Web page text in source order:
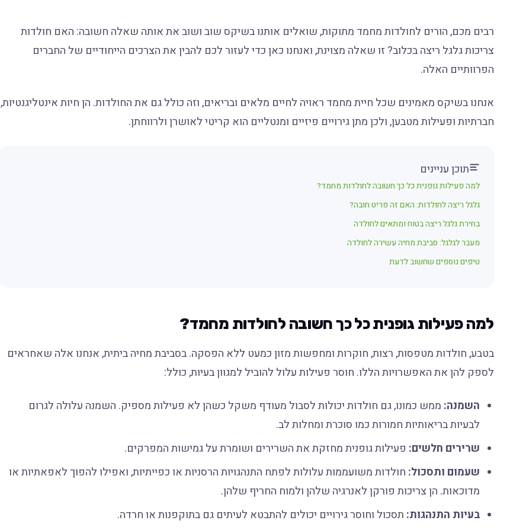
רבים מכם, הורים לחולדות מחמד מתוקות, שואלים אותנו בשיקס שוב ושוב את אותה שאלה חשובה: האם חולדות
צריכות גלגל ריצה בכלוב? זו שאלה מצוינת, ואנחנו כאן כדי לעזור לכם להבין את הצרכים הייחודיים של החברים
הפרוותיים האלה.
אנחנו בשיקס מאמינים שכל חיית מחמד ראויה לחיים מלאים ובריאים, וזה כולל גם את החולדות. הן חיות אינטליגנטיות,
חברתיות ופעילות מטבען, ולכן מתן גירויים פיזיים ומנטליים הוא קריטי לאושרן ולרווחתן.
תוכן עניינים
למה פעילות גופנית כל כך חשובה לחולדות מחמד?
גלגל ריצה לחולדות: האם זה פריט חובה?
בחירת גלגל ריצה בטוח ומתאים לחולדה
מעבר לגלגל: סביבת מחיה עשירה לחולדה
טיפים נוספים שחשוב לדעת
למה פעילות גופנית כל כך חשובה לחולדות מחמד?
בטבע, חולדות מטפסות, רצות, חוקרות ומחפשות מזון כמעט ללא הפסקה. בסביבת מחיה ביתית, אנחנו אלה שאחראים
לספק להן את האפשרויות הללו. חוסר פעילות עלול להוביל למגוון בעיות, כולל:
השמנה: ממש כמונו, גם חולדות יכולות לסבול מעודף משקל כשהן לא פעילות מספיק. השמנה עלולה לגרום
לבעיות בריאותיות חמורות כמו סוכרת ומחלות לב.
שרירים חלשים: פעילות גופנית מחזקת את השרירים ושומרת על גמישות המפרקים.
שעמום ותסכול: חולדות משועממות עלולות לפתח התנהגויות הרסניות או כפייתיות, ואפילו להפוך לאפאתיות או
מדוכאות. הן צריכות פורקן לאנרגיה שלהן ולמוח החריף שלהן.
בעיות התנהגות: תסכול וחוסר גירויים יכולים להתבטא לעיתים גם בתוקפנות או חרדה.